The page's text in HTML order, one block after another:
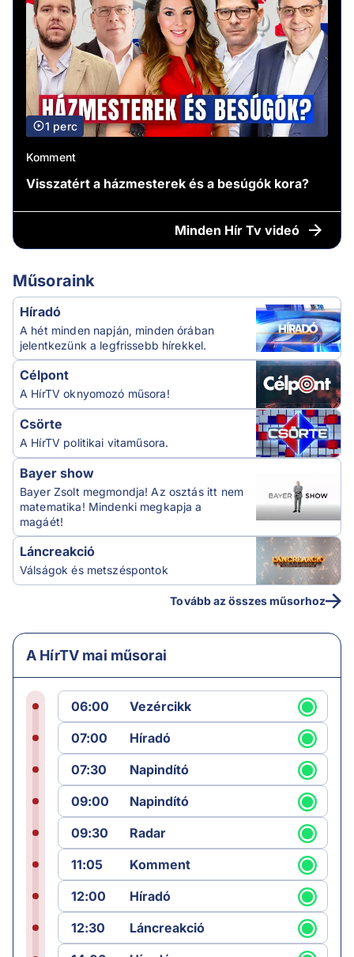
1 perc
Komment
Visszatért a házmesterek és a besúgók kora?
Minden Hír Tv videó
Műsoraink
Híradó
A hét minden napján, minden órában
jelentkezünk a legfrissebb hírekkel.
Célpont
A HírTV oknyomozó műsora!
Csörte
A HírTV politikai vitaműsora.
Bayer show
Bayer Zsolt megmondja! Az osztás itt nem
matematika! Mindenki megkapja a
magáét!
Láncreakció
Válságok és metszéspontok
Tovább az összes műsorhoz
A HírTV mai műsorai
06:00
Vezércikk
07:00
Híradó
07:30
Napindító
09:00
Napindító
09:30
Radar
11:05
Komment
12:00
Híradó
12:30
Láncreakció